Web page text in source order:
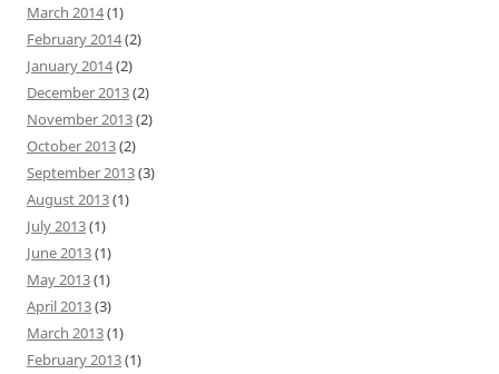
March 2014(1)
February 2014(2)
January 2014(2)
December 2013(2)
November 2013(2)
October 2013(2)
September 2013(3)
August 2013(1)
July 2013(1)
June 2013(1)
May 2013(1)
April 2013(3)
March 2013(1)
February 2013(1)